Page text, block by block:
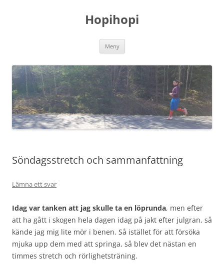
Hopihopi
Meny
Söndagsstretch och sammanfattning
Lämna ett svar
Idag var tanken att jag skulle ta en löprunda, men efter
att ha gått i skogen hela dagen idag på jakt efter julgran, så
kände jag mig lite mör i benen. Så istället för att försöka
mjuka upp dem med att springa, så blev det nästan en
timmes stretch och rörlighetsträning.